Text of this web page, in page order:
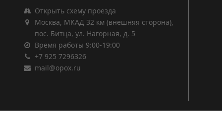
Открыть схему проезда
Москва, МКАД 32 км (внешняя сторона),
пос. Битца, ул. Нагорная, д. 5
Время работы 9:00-19:00
+7 925 7296326
mail@opox.ru